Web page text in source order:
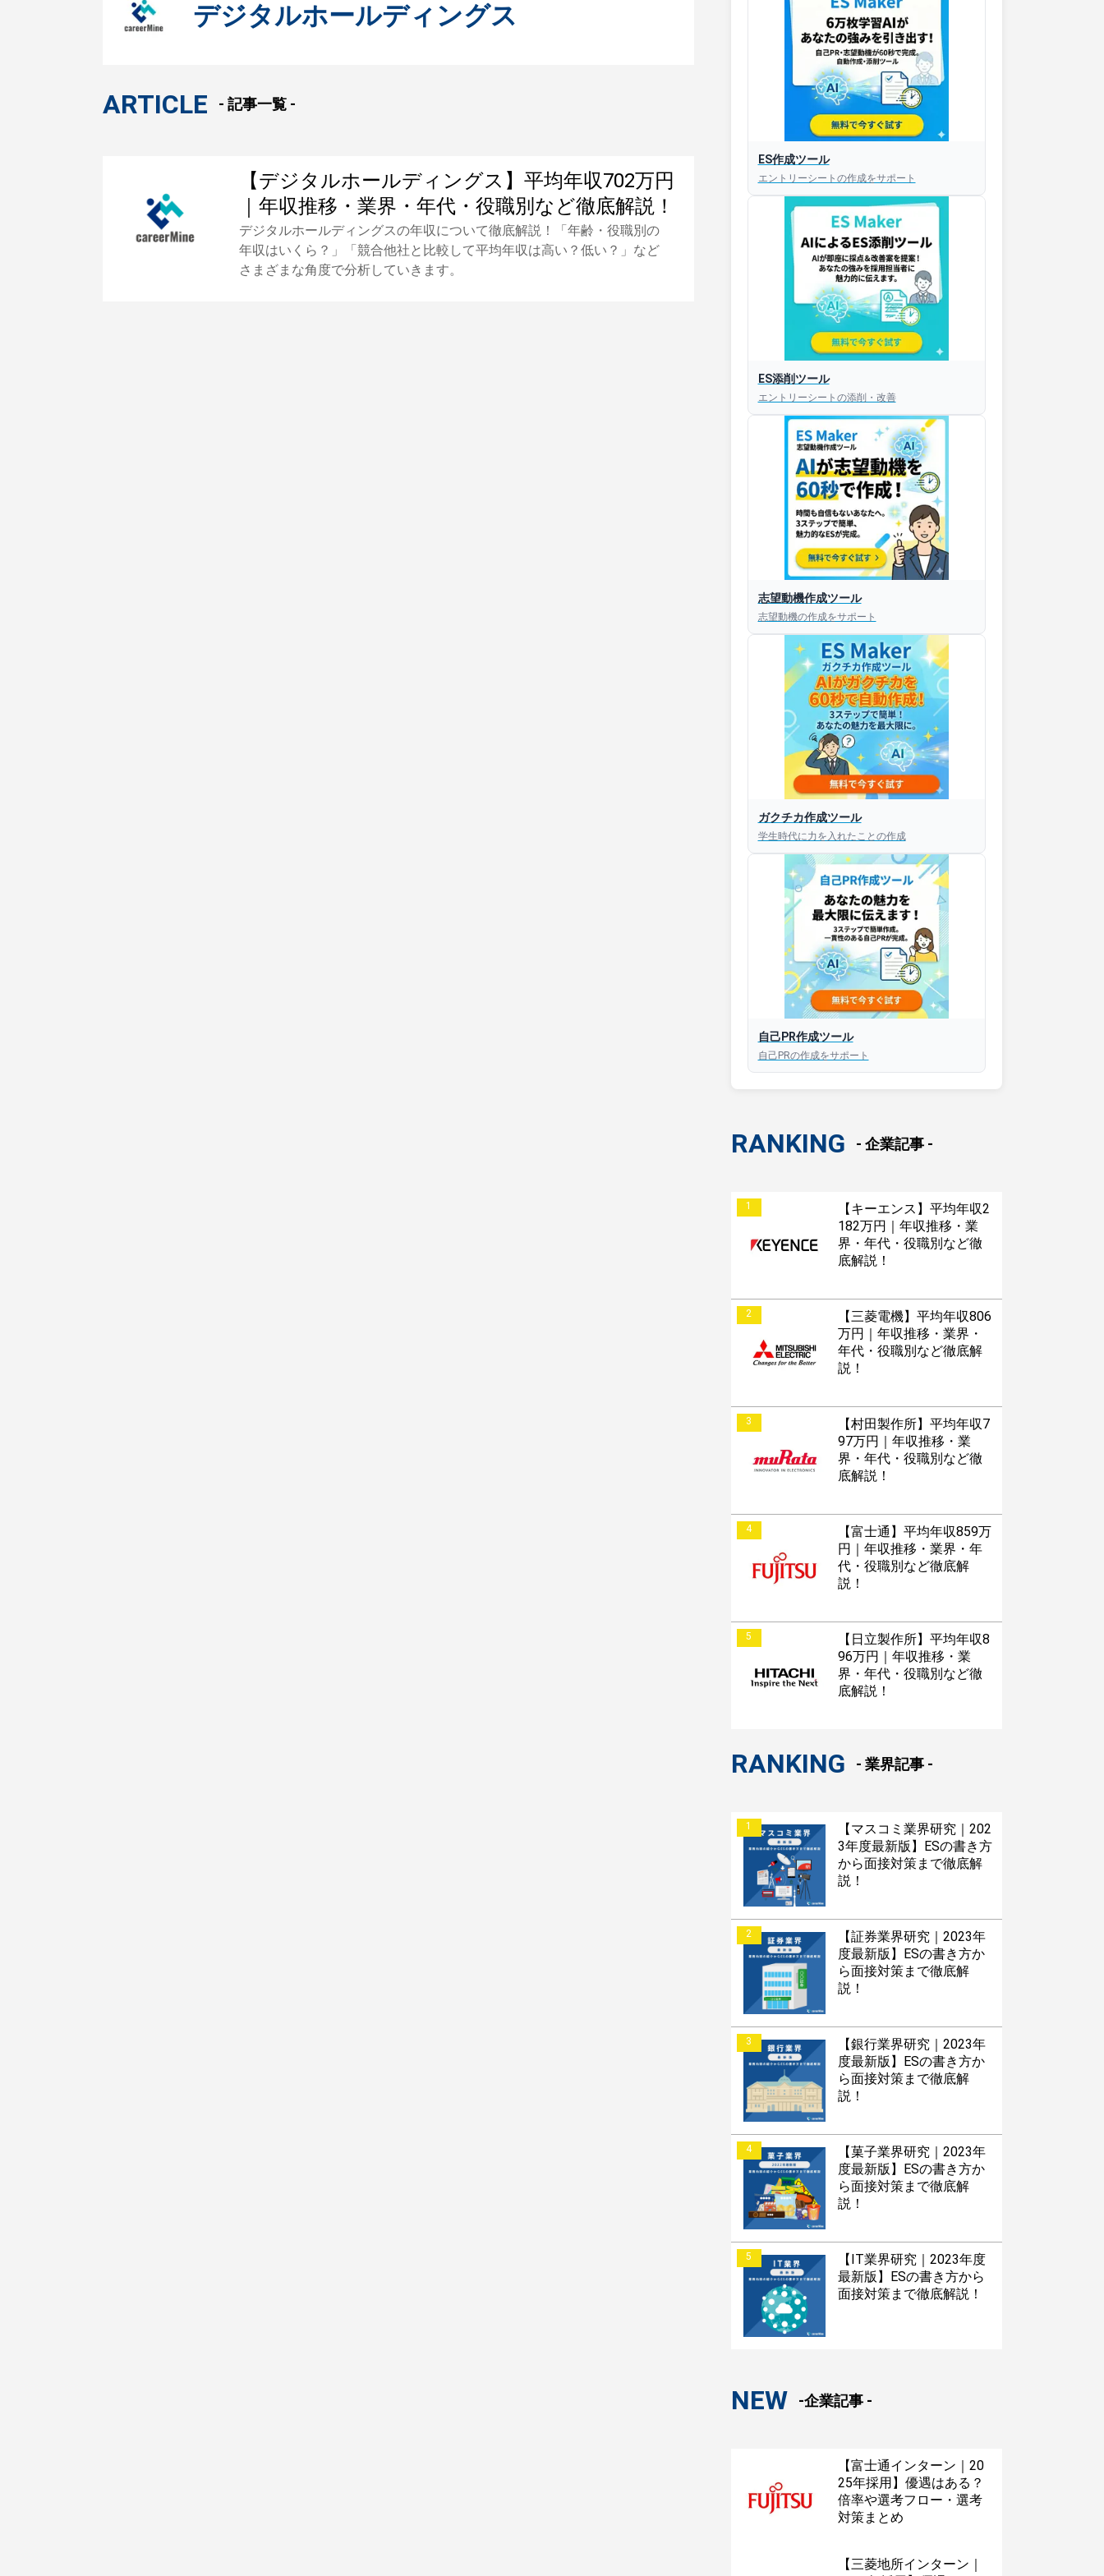
デジタルホールディングス
ARTICLE - 記事一覧 -
【デジタルホールディングス】平均年収702万円
｜年収推移・業界・年代・役職別など徹底解説！
デジタルホールディングスの年収について徹底解説！「年齢・役職別の
年収はいくら？」「競合他社と比較して平均年収は高い？低い？」など
さまざまな角度で分析していきます。
ES作成ツール
エントリーシートの作成をサポート
ES添削ツール
エントリーシートの添削・改善
志望動機作成ツール
志望動機の作成をサポート
ガクチカ作成ツール
学生時代に力を入れたことの作成
自己PR作成ツール
自己PRの作成をサポート
RANKING - 企業記事 -
1
【キーエンス】平均年収2
182万円｜年収推移・業
界・年代・役職別など徹
底解説！
2
【三菱電機】平均年収806
万円｜年収推移・業界・
年代・役職別など徹底解
説！
3
【村田製作所】平均年収7
97万円｜年収推移・業
界・年代・役職別など徹
底解説！
4
【富士通】平均年収859万
円｜年収推移・業界・年
代・役職別など徹底解
説！
5
【日立製作所】平均年収8
96万円｜年収推移・業
界・年代・役職別など徹
底解説！
RANKING - 業界記事 -
1
【マスコミ業界研究｜202
3年度最新版】ESの書き方
から面接対策まで徹底解
説！
2
【証券業界研究｜2023年
度最新版】ESの書き方か
ら面接対策まで徹底解
説！
3
【銀行業界研究｜2023年
度最新版】ESの書き方か
ら面接対策まで徹底解
説！
4
【菓子業界研究｜2023年
度最新版】ESの書き方か
ら面接対策まで徹底解
説！
5
【IT業界研究｜2023年度
最新版】ESの書き方から
面接対策まで徹底解説！
NEW -企業記事 -
【富士通インターン｜20
25年採用】優遇はある？
倍率や選考フロー・選考
対策まとめ
【三菱地所インターン｜